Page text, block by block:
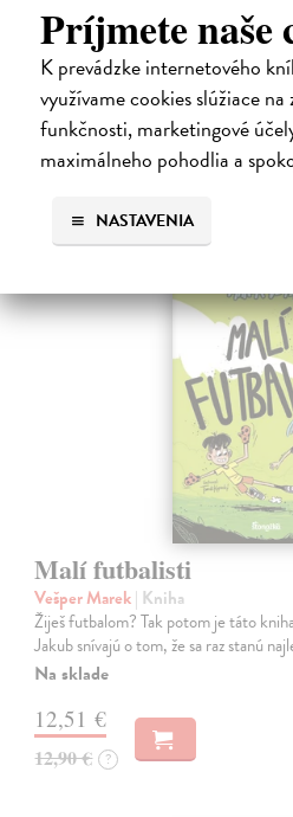
Príjmete naše
K prevádzke internetového
využívame cookies slúžiace
funkčnosti, marketingové
maximálneho pohodlia a
NASTAVENIA
Guibert Emmanuel
PEŤULA je krásna a ako pekne vonia!
a vo svojich myšlienkach ju zasýpa
predstavuje, ako jej hovorí, že ju miluje.
Na sklade
17,10 €
Malí futbalisti
Vešper Marek| Kniha
Žiješ futbalom? Tak potom je táto
Jakub snívajú o tom, že sa raz stanú
Na sklade
12,51 €
12,90 € ?